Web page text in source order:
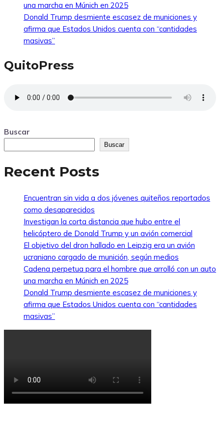
una marcha en Múnich en 2025
Donald Trump desmiente escasez de municiones y
afirma que Estados Unidos cuenta con “cantidades
masivas”
QuitoPress
Buscar
Buscar
Recent Posts
Encuentran sin vida a dos jóvenes quiteños reportados
como desaparecidos
Investigan la corta distancia que hubo entre el
helicóptero de Donald Trump y un avión comercial
El objetivo del dron hallado en Leipzig era un avión
ucraniano cargado de munición, según medios
Cadena perpetua para el hombre que arrolló con un auto
una marcha en Múnich en 2025
Donald Trump desmiente escasez de municiones y
afirma que Estados Unidos cuenta con “cantidades
masivas”